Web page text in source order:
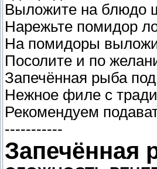
Выложите на блюдо
Нарежьте помидор
На помидоры
Посолите и по
Запечённая рыба
Нежное филе с
Рекомендуем
-----------
Запечённая